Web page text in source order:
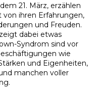
21. März, erzählen
ihren Erfahrungen,
und Freuden.
dabei etwas
Syndrom sind vor
wie
und Eigenheiten,
manchen voller